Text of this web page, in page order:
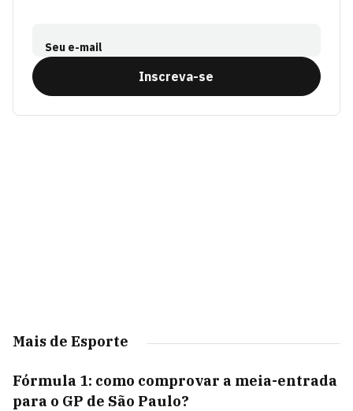
Seu e-mail
Inscreva-se
Mais de Esporte
Fórmula 1: como comprovar a meia-entrada
para o GP de São Paulo?